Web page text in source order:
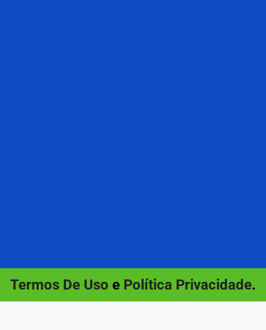
Termos De Uso e Política Privacidade.